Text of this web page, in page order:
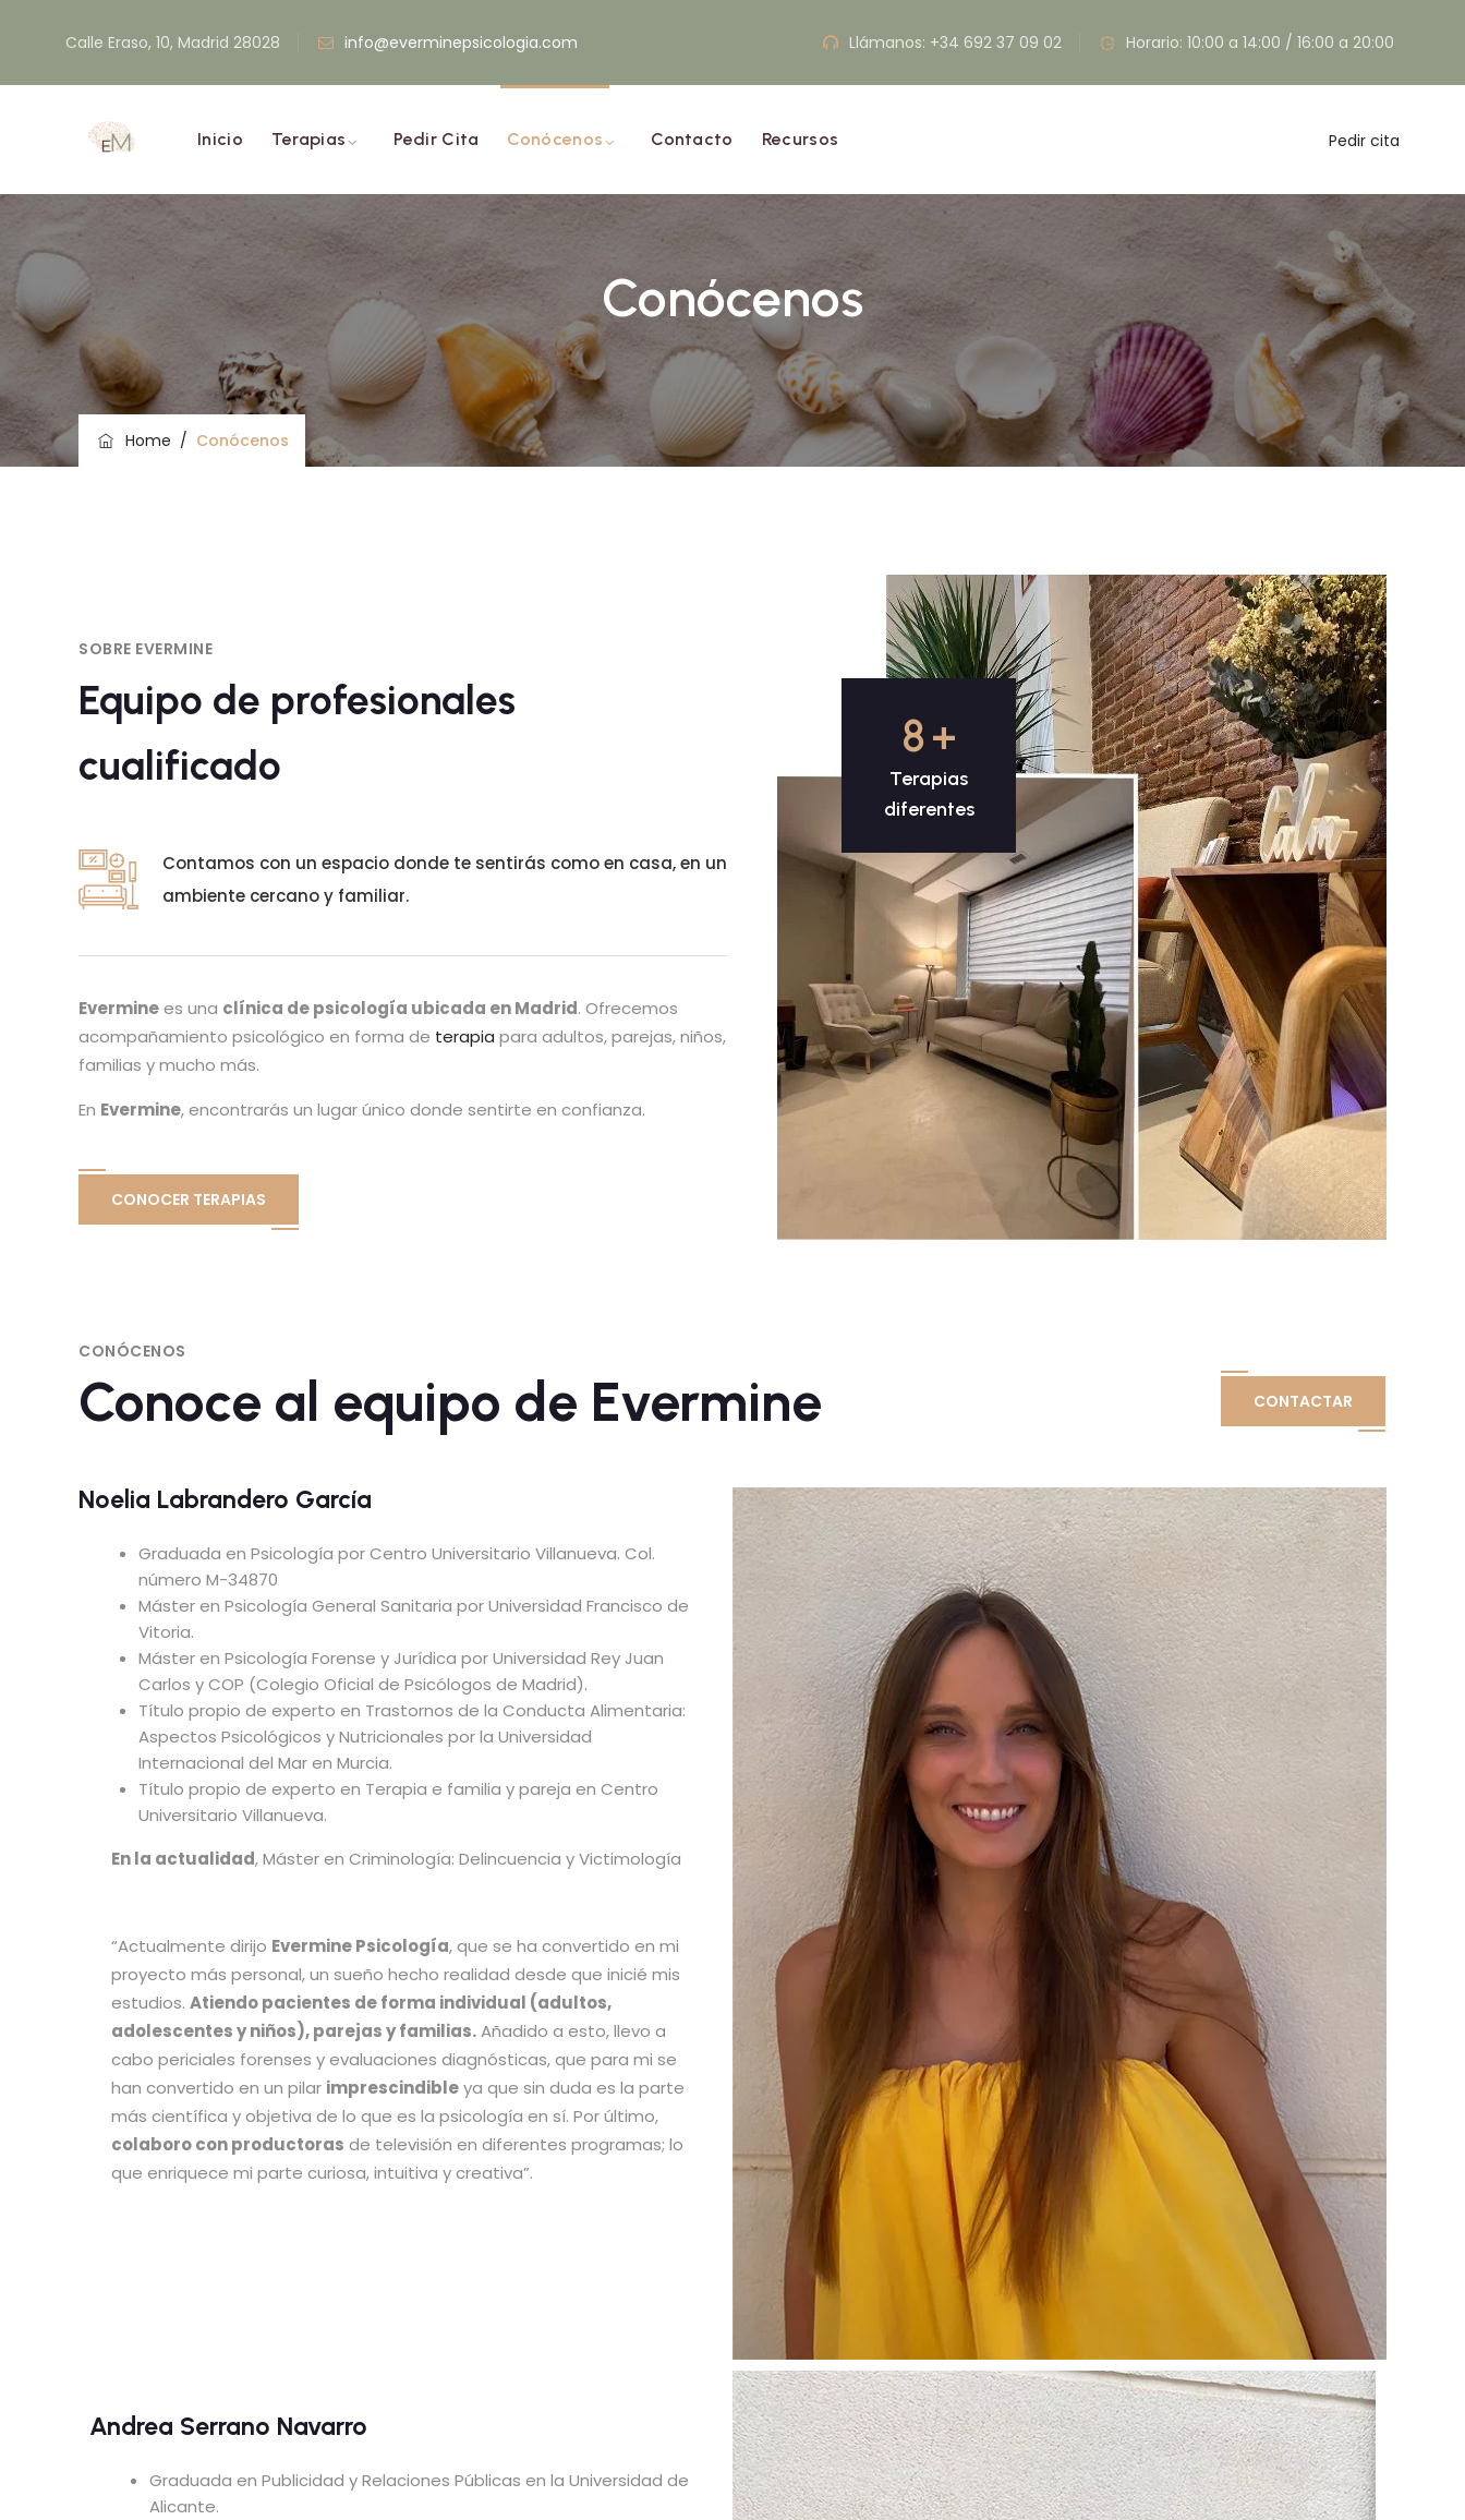
Calle Eraso, 10, Madrid 28028 info@everminepsicologia.com Llámanos: +34 692 37 09 02 Horario: 10:00 a 14:00 / 16:00 a 20:00
Pedir cita
Inicio Terapias Pedir Cita Conócenos Contacto Recursos
Conócenos
Home / Conócenos
SOBRE EVERMINE
Equipo de profesionales
cualificado
Contamos con un espacio donde te sentirás como en casa, en un
ambiente cercano y familiar.
Everminees una clínica de psicología ubicada en Madrid. Ofrecemos
acompañamiento psicológico en forma de terapia para adultos, parejas, niños,
familias y mucho más.
En Evermine, encontrarás un lugar único donde sentirte en confianza.
CONOCER TERAPIAS
8+
Terapias
diferentes
CONÓCENOS
Conoce al equipo de Evermine CONTACTAR
Noelia Labrandero García
Graduada en Psicología por Centro Universitario Villanueva. Col.
número M-34870
Máster en Psicología General Sanitaria por Universidad Francisco de
Vitoria.
Máster en Psicología Forense y Jurídica por Universidad Rey Juan
Carlos y COP (Colegio Oficial de Psicólogos de Madrid).
Título propio de experto en Trastornos de la Conducta Alimentaria:
Aspectos Psicológicos y Nutricionales por la Universidad
Internacional del Mar en Murcia.
Título propio de experto en Terapia e familia y pareja en Centro
Universitario Villanueva.
En la actualidad, Máster en Criminología: Delincuencia y Victimología
“Actualmente dirijo Evermine Psicología, que se ha convertido en mi
proyecto más personal, un sueño hecho realidad desde que inicié mis
estudios. Atiendo pacientes de forma individual (adultos,
adolescentes y niños), parejas y familias.Añadido a esto, llevo a
cabo periciales forenses y evaluaciones diagnósticas, que para mi se
han convertido en un pilar imprescindibleya que sin duda es la parte
más científica y objetiva de lo que es la psicología en sí. Por último,
colaboro con productoras de televisión en diferentes programas; lo
que enriquece mi parte curiosa, intuitiva y creativa”.
Andrea Serrano Navarro
Graduada en Publicidad y Relaciones Públicas en la Universidad de
Alicante.